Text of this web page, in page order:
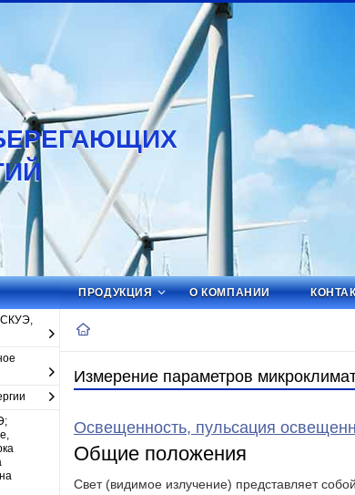
ПРОДУКЦИЯ О КОМПАНИИ
Измерение параметров
Освещенность, пульсация
Общие положения
Свет (видимое излучение) представляет